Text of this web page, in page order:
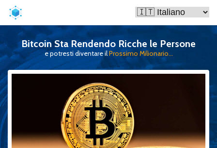
Bitcoin Sta Rendendo Ricche le Persone
e potresti diventare ilProssimo Milionario...